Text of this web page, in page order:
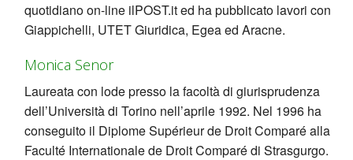
quotidiano on-line ilPOST.it ed ha pubblicato lavori con
Giappichelli, UTET Giuridica, Egea ed Aracne.
Monica Senor
Laureata con lode presso la facoltà di giurisprudenza
dell’Università di Torino nell’aprile 1992. Nel 1996 ha
conseguito il Diplome Supérieur de Droit Comparé alla
Faculté Internationale de Droit Comparé di Strasgurgo.